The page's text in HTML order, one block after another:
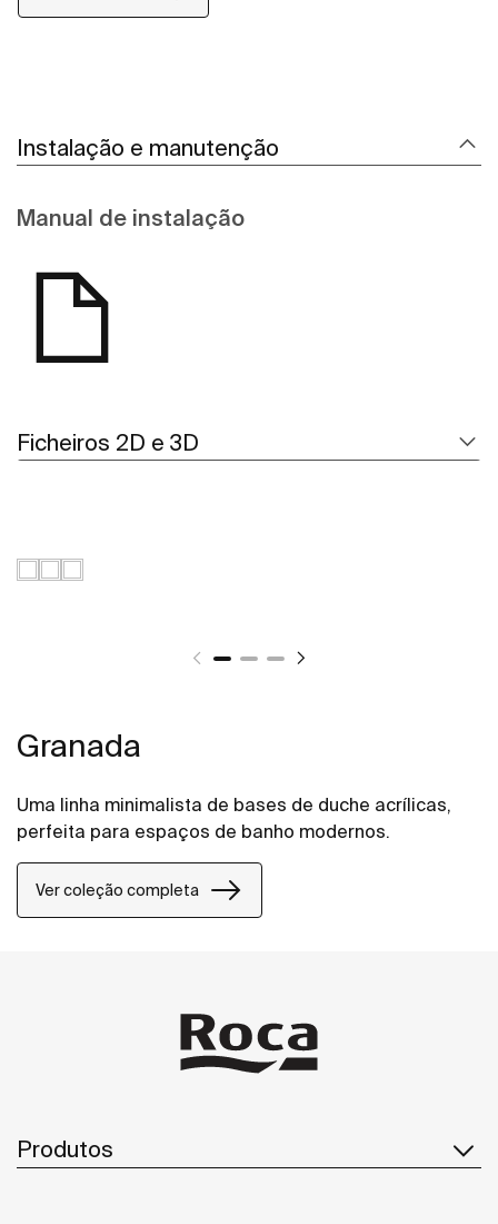
Instalação e manutenção
Manual de instalação
Ficheiros 2D e 3D
Granada
Uma linha minimalista de bases de duche acrílicas,
perfeita para espaços de banho modernos.
Ver coleção completa
Produtos